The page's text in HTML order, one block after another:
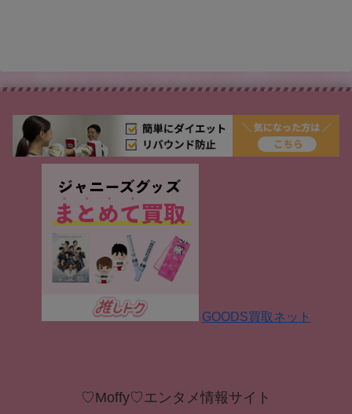
GOODS買取ネット
♡Moffy♡エンタメ情報サイト